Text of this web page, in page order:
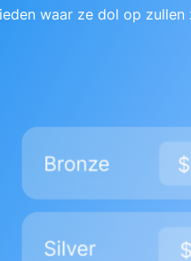
waar ze dol op zullen